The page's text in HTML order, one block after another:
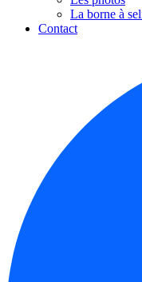
La borne à
Contact